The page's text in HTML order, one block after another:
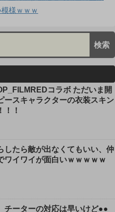
様ｗｗｗ
コラボ ただいま開
ースキャラクターの衣装スキン
！！
したら敵が出なくてもいい、仲
ワイワイが面白いｗｗｗｗｗ
チーターの対応は早いけど●●